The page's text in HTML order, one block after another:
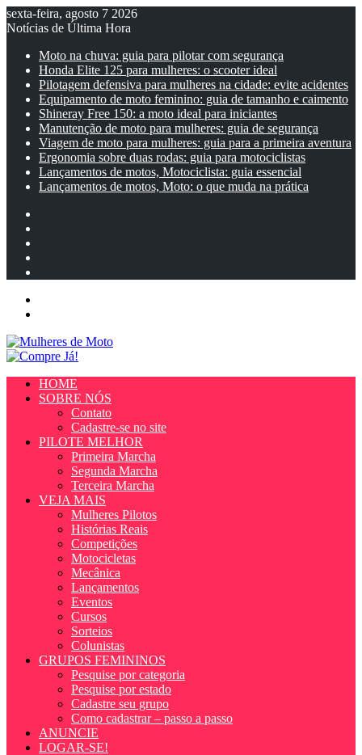
sexta-feira, agosto 7 2026
Notícias de Última Hora
Moto na chuva: guia para pilotar com segurança
Honda Elite 125 para mulheres: o scooter ideal
Pilotagem defensiva para mulheres na cidade: evite acidentes
Equipamento de moto feminino: guia de tamanho e caimento
Shineray Free 150: a moto ideal para iniciantes
Manutenção de moto para mulheres: guia de segurança
Viagem de moto para mulheres: guia para a primeira aventura
Ergonomia sobre duas rodas: guia para motociclistas
Lançamentos de motos, Motociclista: guia essencial
Lançamentos de motos, Moto: o que muda na prática
HOME
SOBRE NÓS
Contato
Cadastre-se no site
PILOTE MELHOR
Primeira Marcha
Segunda Marcha
Terceira Marcha
VEJA MAIS
Mulheres Pilotos
Histórias Reais
Competições
Motocicletas
Mecânica
Lançamentos
Eventos
Cursos
Sorteios
Colunistas
GRUPOS FEMININOS
Pesquise por categoria
Pesquise por estado
Cadastre seu grupo
Como cadastrar – passo a passo
ANUNCIE
LOGAR-SE!